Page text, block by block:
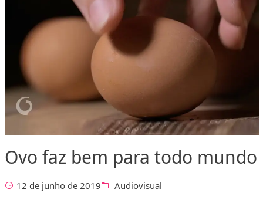
Ovo faz bem para todo mundo
12 de junho de 2019 Audiovisual